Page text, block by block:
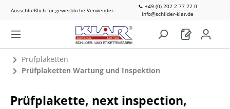
Ausschließlich für gewerbliche Verwender.
📞 +49 (0) 202 2 77 22 0
info@schilder-klar.de
Prüfplaketten
Prüfplaketten Wartung und Inspektion
Prüfplakette, next inspection,